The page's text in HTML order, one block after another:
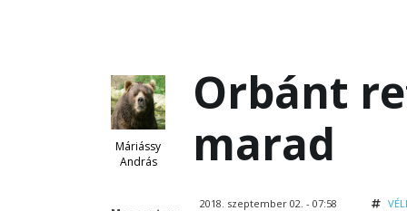
Máriássy
András
Orbánt
marad
2018. szeptember 02. - 07:58